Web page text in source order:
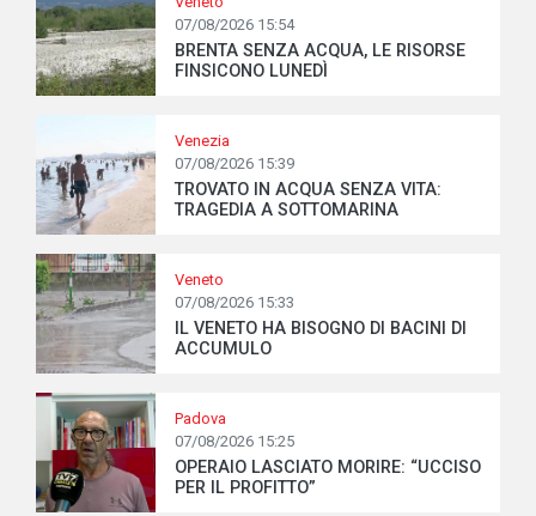
07/08/2026 15:54
BRENTA SENZA ACQUA, LE RISORSE
FINSICONO LUNEDÌ
Venezia
07/08/2026 15:39
TROVATO IN ACQUA SENZA VITA:
TRAGEDIA A SOTTOMARINA
Veneto
07/08/2026 15:33
IL VENETO HA BISOGNO DI BACINI DI
ACCUMULO
Padova
07/08/2026 15:25
OPERAIO LASCIATO MORIRE: “UCCISO
PER IL PROFITTO”